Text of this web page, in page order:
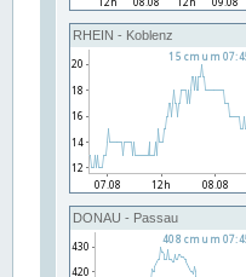
RHEIN - Koblenz
DONAU - Passau